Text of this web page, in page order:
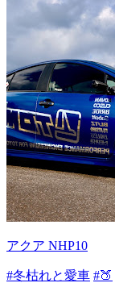
アクア NHP10
#冬枯れと愛車 #🍑